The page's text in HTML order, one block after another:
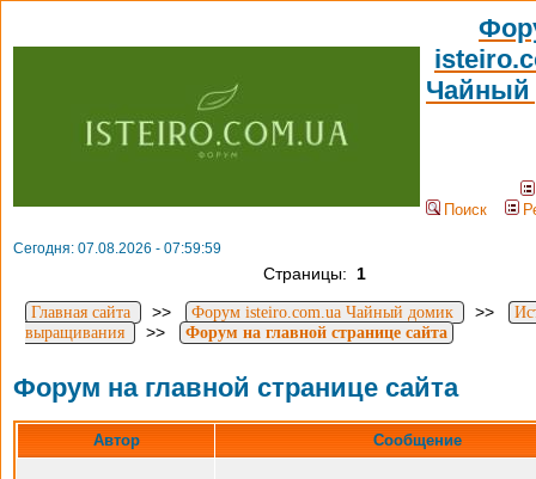
Чайный
Поиск
Сегодня: 07.08.2026 - 07:59:59
Страницы: 1
Главная сайта >> Форум isteiro.com.ua Чайный домик >>
выращивания
>> Форум на главной странице сайта
Форум на главной странице сайта
Автор Сообщение